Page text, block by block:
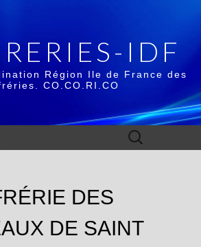
IDF
Région Ile de France des
CO.CO.RI.CO
Rechercher :
DES
DE SAINT